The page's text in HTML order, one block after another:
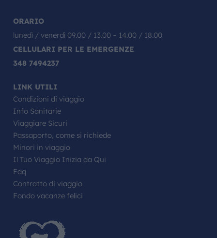
ORARIO
lunedì / venerdì 09.00 / 13.00 – 14.00 / 18.00
CELLULARI PER LE EMERGENZE
348 7494237
LINK UTILI
Condizioni di viaggio
Info Sanitarie
Viaggiare Sicuri
Passaporto, come si richiede
Minori in viaggio
Il Tuo Viaggio Inizia da Qui
Faq
Contratto di viaggio
Fondo vacanze felici